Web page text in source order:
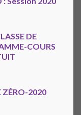
DE
COURS
ZÉRO-2020